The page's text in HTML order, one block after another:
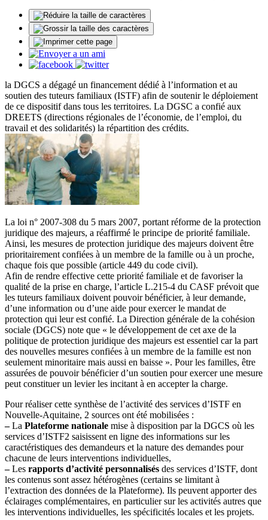
la DGCS a dégagé un financement dédié à l’information et au
soutien des tuteurs familiaux (ISTF) afin de soutenir le déploiement
de ce dispositif dans tous les territoires. La DGSC a confié aux
DREETS (directions régionales de l’économie, de l’emploi, du
travail et des solidarités) la répartition des crédits.
La loi n° 2007-308 du 5 mars 2007, portant réforme de la protection
juridique des majeurs, a réaffirmé le principe de priorité familiale.
Ainsi, les mesures de protection juridique des majeurs doivent être
prioritairement confiées à un membre de la famille ou à un proche,
chaque fois que possible (article 449 du code civil).
Afin de rendre effective cette priorité familiale et de favoriser la
qualité de la prise en charge, l’article L.215-4 du CASF prévoit que
les tuteurs familiaux doivent pouvoir bénéficier, à leur demande,
d’une information ou d’une aide pour exercer le mandat de
protection qui leur est confié. La Direction générale de la cohésion
sociale (DGCS) note que « le développement de cet axe de la
politique de protection juridique des majeurs est essentiel car la part
des nouvelles mesures confiées à un membre de la famille est non
seulement minoritaire mais aussi en baisse ». Pour les familles, être
assurées de pouvoir bénéficier d’un soutien pour exercer une mesure
peut constituer un levier les incitant à en accepter la charge.
Pour réaliser cette synthèse de l’activité des services d’ISTF en
Nouvelle-Aquitaine, 2 sources ont été mobilisées :
–La Plateforme nationale mise à disposition par la DGCS où les
services d’ISTF2 saisissent en ligne des informations sur les
caractéristiques des demandeurs et la nature des demandes pour
chacune de leurs interventions individuelles,
–Les rapports d’activité personnalisés des services d’ISTF, dont
les contenus sont assez hétérogènes (certains se limitant à
l’extraction des données de la Plateforme). Ils peuvent apporter des
éclairages complémentaires, en particulier sur les activités autres que
les interventions individuelles, les spécificités locales et les projets.